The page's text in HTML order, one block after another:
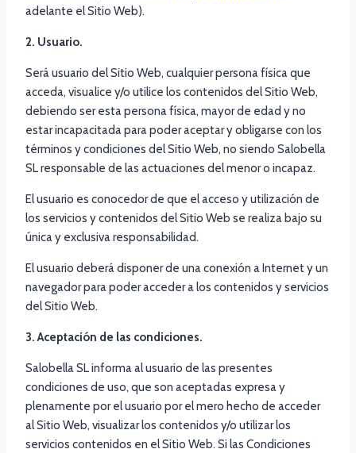
adelante el Sitio Web).
2. Usuario.
Será usuario del Sitio Web, cualquier persona física que
acceda, visualice y/o utilice los contenidos del Sitio Web,
debiendo ser esta persona física, mayor de edad y no
estar incapacitada para poder aceptar y obligarse con los
términos y condiciones del Sitio Web, no siendo Salobella
SL responsable de las actuaciones del menor o incapaz.
El usuario es conocedor de que el acceso y utilización de
los servicios y contenidos del Sitio Web se realiza bajo su
única y exclusiva responsabilidad.
El usuario deberá disponer de una conexión a Internet y un
navegador para poder acceder a los contenidos y servicios
del Sitio Web.
3. Aceptación de las condiciones.
Salobella SL informa al usuario de las presentes
condiciones de uso, que son aceptadas expresa y
plenamente por el usuario por el mero hecho de acceder
al Sitio Web, visualizar los contenidos y/o utilizar los
servicios contenidos en el Sitio Web. Si las Condiciones